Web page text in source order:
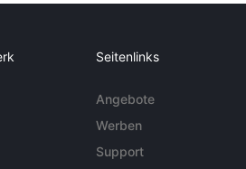
Seitenlinks
Angebote
Werben
Support